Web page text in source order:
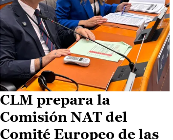
CLM prepara la
Comisión NAT del
Comité Europeo de las